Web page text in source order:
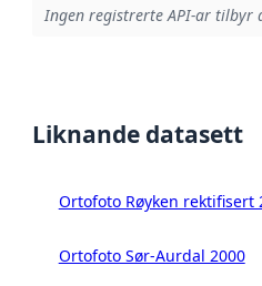
Ingen registrerte API-ar tilbyr
Liknande datasett
Ortofoto Røyken rektifisert
Ortofoto Sør-Aurdal 2000